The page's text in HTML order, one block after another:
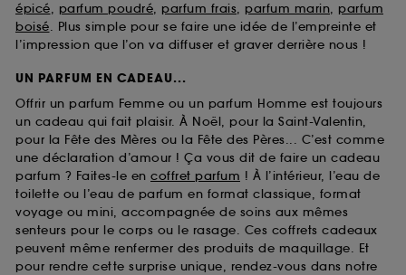
épicé, parfum poudré, parfum frais, parfum marin, parfum
boisé. Plus simple pour se faire une idée de l’empreinte et
l’impression que l’on va diffuser et graver derrière nous !
UN PARFUM EN CADEAU...
Offrir un parfum Femme ou un parfum Homme est toujours
un cadeau qui fait plaisir. À Noël, pour la Saint-Valentin,
pour la Fête des Mères ou la Fête des Pères... C’est comme
une déclaration d’amour ! Ça vous dit de faire un cadeau
parfum ? Faites-le en coffret parfum ! À l’intérieur, l’eau de
toilette ou l’eau de parfum en format classique, format
voyage ou mini, accompagnée de soins aux mêmes
senteurs pour le corps ou le rasage. Ces coffrets cadeaux
peuvent même renfermer des produits de maquillage. Et
pour rendre cette surprise unique, rendez-vous dans notre